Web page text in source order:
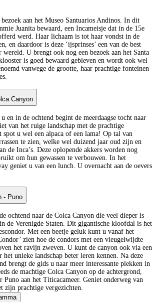
aan het Museo Santuarios Andinos. In dit
Juanita bewaard, een Incameisje dat in de 15e
werd. Haar lichaam is tot haar vondst in de
en daardoor is deze ‘ijsprinses’ een van de best
wereld. U brengt ook nog een bezoek aan het Santa
is goed bewaard gebleven en wordt ook wel
vanwege de grootte, haar prachtige fonteinen
Canyon
en in de ochtend begint de meerdaagse tocht naar
van het ruige landschap met de prachtige
spot u wel een alpaca of een lama! Op tal van
te zien, welke wel duizend jaar oud zijn en
de Inca’s. Deze oplopende akkers worden nog
om hun gewassen te verbouwen. In het
geniet u van een lunch. U overnacht aan de oevers
- Puno
ochtend naar de Colca Canyon die veel dieper is
de Verenigde Staten. Dit gigantische kloofdal is het
Met een beetje geluk kunt u vanaf het
zien hoe de condors met een vleugelwijdte
het ravijn zweven. U kunt de canyon ook via een
unieke landschap beter leren kennen. Na deze
brengt de gids u naar meer interessante plekken in
de machtige Colca Canyon op de achtergrond,
Puno aan het Titicacameer. Geniet onderweg van
zijn prachtige vergezichten.